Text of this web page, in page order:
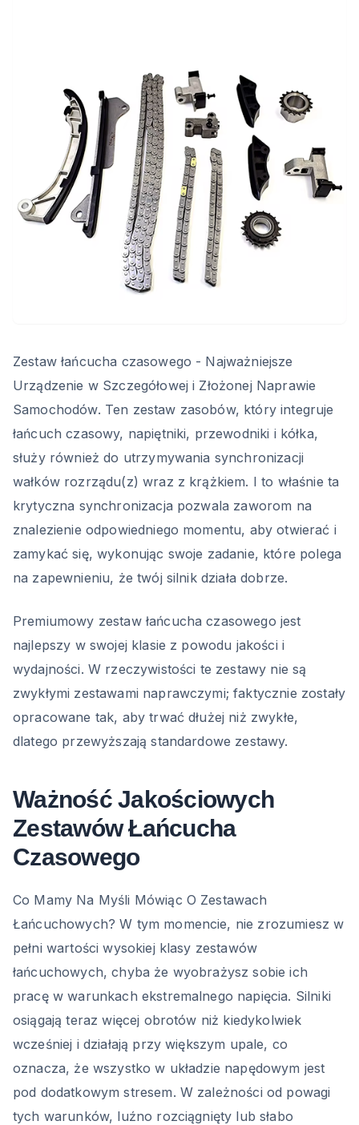
Zestaw łańcucha czasowego - Najważniejsze
Urządzenie w Szczegółowej i Złożonej Naprawie
Samochodów. Ten zestaw zasobów, który integruje
łańcuch czasowy, napiętniki, przewodniki i kółka,
służy również do utrzymywania synchronizacji
wałków rozrządu(z) wraz z krążkiem. I to właśnie ta
krytyczna synchronizacja pozwala zaworom na
znalezienie odpowiedniego momentu, aby otwierać i
zamykać się, wykonując swoje zadanie, które polega
na zapewnieniu, że twój silnik działa dobrze.
Premiumowy zestaw łańcucha czasowego jest
najlepszy w swojej klasie z powodu jakości i
wydajności. W rzeczywistości te zestawy nie są
zwykłymi zestawami naprawczymi; faktycznie zostały
opracowane tak, aby trwać dłużej niż zwykłe,
dlatego przewyższają standardowe zestawy.
Ważność Jakościowych
Zestawów Łańcucha
Czasowego
Co Mamy Na Myśli Mówiąc O Zestawach
Łańcuchowych? W tym momencie, nie zrozumiesz w
pełni wartości wysokiej klasy zestawów
łańcuchowych, chyba że wyobrażysz sobie ich
pracę w warunkach ekstremalnego napięcia. Silniki
osiągają teraz więcej obrotów niż kiedykolwiek
wcześniej i działają przy większym upale, co
oznacza, że wszystko w układzie napędowym jest
pod dodatkowym stresem. W zależności od powagi
tych warunków, luźno rozciągnięty lub słabo